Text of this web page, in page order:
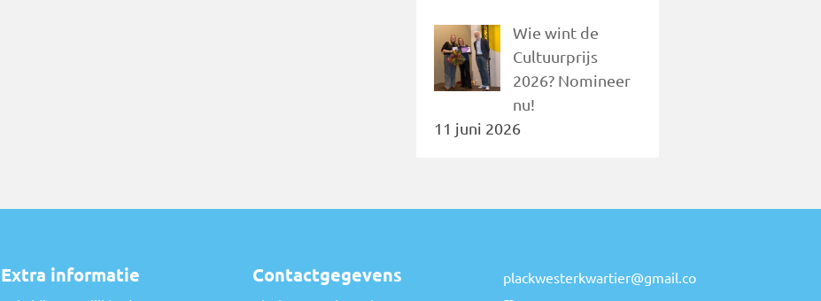
Wie wint de
Cultuurprijs
2026? Nomineer
nu!
11 juni 2026
Extra informatie Contactgegevens
plackwesterkwartier@gmail.co